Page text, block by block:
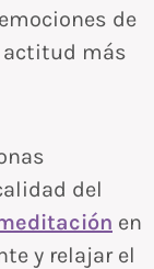
de
actitud más
del
en
y relajar el